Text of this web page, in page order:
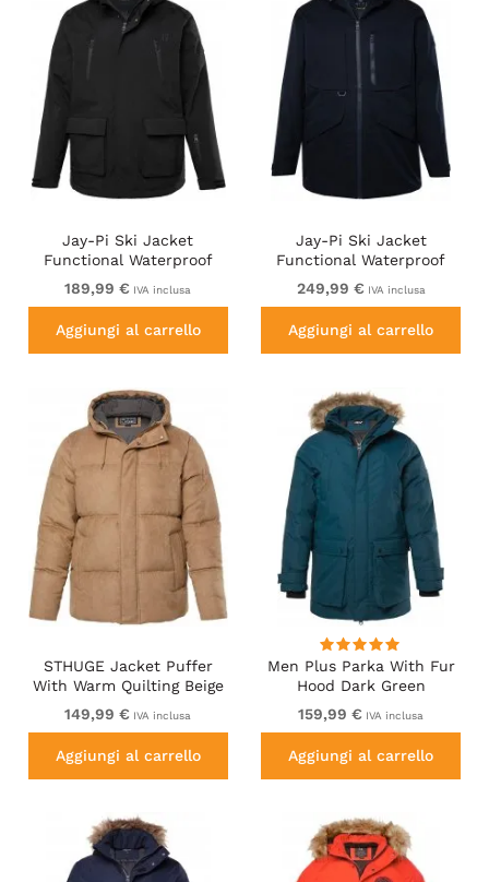
Jay-Pi Ski Jacket
Functional Waterproof
Windproof Breathable
Black
189,99 € IVA inclusa
Aggiungi al carrello
Jay-Pi Ski Jacket
Functional Waterproof
Windproof Navy
249,99 € IVA inclusa
Aggiungi al carrello
STHUGE Jacket Puffer
With Warm Quilting Beige
149,99 € IVA inclusa
Aggiungi al carrello
Men Plus Parka With Fur
Hood Dark Green
159,99 € IVA inclusa
Aggiungi al carrello